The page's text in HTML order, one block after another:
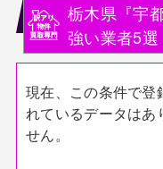
栃木県『宇
強い業者5選
現在、この条件で登
れているデータはあ
せん。